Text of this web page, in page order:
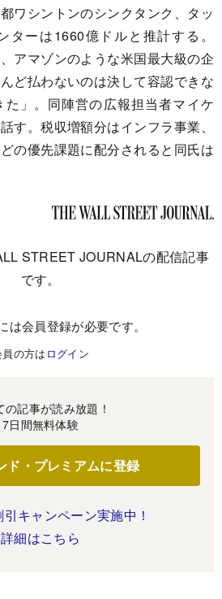
ワシントンのシンクタンク、タッ
ターは1660億ドルと推計する。
アマゾンのような米国最大級の企
ど払わないのは決して容認できな
」。同陣営の広報担当者マイケ
す。税収増額分はインフラ事業、
の優先課題に配分されると同氏は
STREET JOURNALの配信記事
です。
は会員登録が必要です。
の方は ログイン
の記事が読み放題！
7日間無料体験
ド・プレミアムに登録
キャンペーン実施中！
詳細はこちら